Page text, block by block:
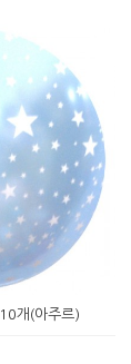
개(아주르)